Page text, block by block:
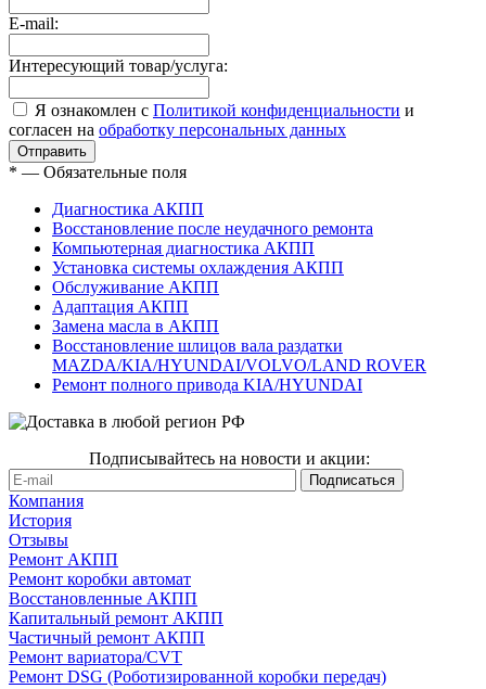
E-mail:
Интересующий товар/услуга:
Я ознакомлен с Политикой конфиденциальности и
согласен на обработку персональных данных
* — Обязательные поля
Диагностика АКПП
Восстановление после неудачного ремонта
Компьютерная диагностика АКПП
Установка системы охлаждения АКПП
Обслуживание АКПП
Адаптация АКПП
Замена масла в АКПП
Восстановление шлицов вала раздатки
MAZDA/KIA/HYUNDAI/VOLVO/LAND ROVER
Ремонт полного привода KIA/HYUNDAI
Подписывайтесь на новости и акции:
Компания
История
Отзывы
Ремонт АКПП
Ремонт коробки автомат
Восстановленные АКПП
Капитальный ремонт АКПП
Частичный ремонт АКПП
Ремонт вариатора/CVT
Ремонт DSG (Роботизированной коробки передач)